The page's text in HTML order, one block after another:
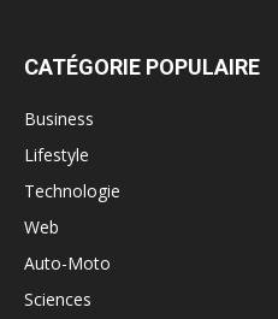
CATÉGORIE POPULAIRE
Business
Lifestyle
Technologie
Web
Auto-Moto
Sciences